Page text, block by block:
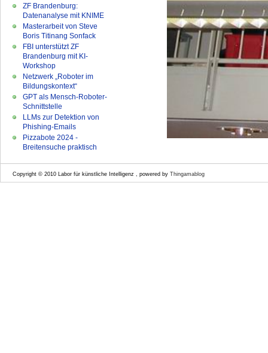
ZF Brandenburg:
Datenanalyse mit KNIME
Masterarbeit von Steve
Boris Titinang Sonfack
FBI unterstützt ZF
Brandenburg mit KI-
Workshop
Netzwerk „Roboter im
Bildungskontext“
GPT als Mensch-Roboter-
Schnittstelle
LLMs zur Detektion von
Phishing-Emails
Pizzabote 2024 -
Breitensuche praktisch
Copyright © 2010 Labor für künstliche Intelligenz , powered by Thingamablog